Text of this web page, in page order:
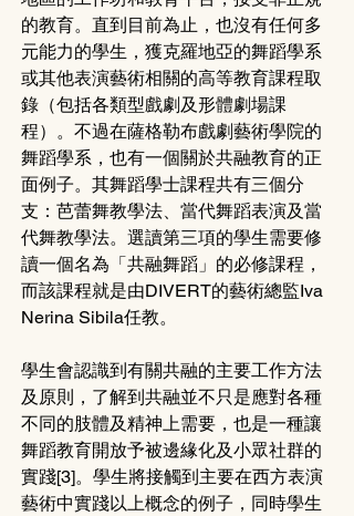
的教育。直到目前為止，也沒有任何多
元能力的學生，獲克羅地亞的舞蹈學系
或其他表演藝術相關的高等教育課程取
錄（包括各類型戲劇及形體劇場課
程）。不過在薩格勒布戲劇藝術學院的
舞蹈學系，也有一個關於共融教育的正
面例子。其舞蹈學士課程共有三個分
支：芭蕾舞教學法、當代舞蹈表演及當
代舞教學法。選讀第三項的學生需要修
讀一個名為「共融舞蹈」的必修課程，
而該課程就是由DIVERT的藝術總監Iva
Nerina Sibila任教。
學生會認識到有關共融的主要工作方法
及原則，了解到共融並不只是應對各種
不同的肢體及精神上需要，也是一種讓
舞蹈教育開放予被邊緣化及小眾社群的
實踐[3]。學生將接觸到主要在西方表演
藝術中實踐以上概念的例子，同時學生